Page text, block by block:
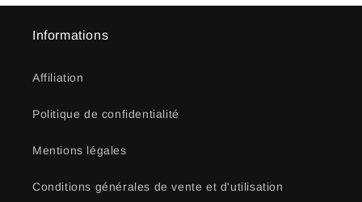
Informations
Affiliation
Politique de confidentialité
Mentions légales
Conditions générales de vente et d'utilisation